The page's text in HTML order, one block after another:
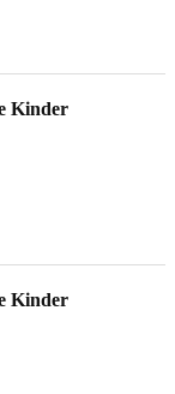
Kinder
Kinder